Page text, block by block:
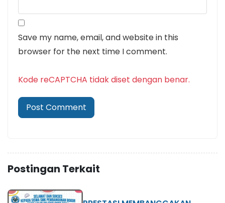
Save my name, email, and website in this
browser for the next time I comment.
Kode reCAPTCHA tidak diset dengan benar.
Postingan Terkait